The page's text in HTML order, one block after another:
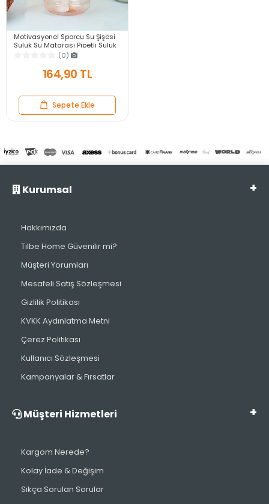
Motivasyonel Sporcu Su Şişesi
Suluk Su Matarası Pipetli Suluk
(0)
164,90 TL
Sepete Ekle
Kurumsal
Hakkımızda
Tilbe Home Güvenilir mi?
Müşteri Yorumları
Mesafeli Satış Sözleşmesi
Gizlilik Politikası
KVKK Aydınlatma Metni
Çerez Politikası
Kullanıcı Sözleşmesi
Kampanyalar & Fırsatlar
Müşteri Hizmetleri
Kargom Nerede?
Kolay İade & Değişim
Sıkça Sorulan Sorular